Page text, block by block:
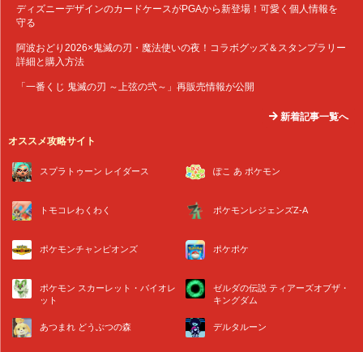
ディズニーデザインのカードケースがPGAから新登場！可愛く個人情報を
守る
阿波おどり2026×鬼滅の刃・魔法使いの夜！コラボグッズ＆スタンプラリー
詳細と購入方法
「一番くじ 鬼滅の刃 ～上弦の弐～」再販売情報が公開
新着記事一覧へ
オススメ攻略サイト
スプラトゥーン レイダース ぽこ あ ポケモン
トモコレわくわく ポケモンレジェンズZ-A
ポケモンチャンピオンズ ポケポケ
ポケモン スカーレット・バイオレ
ット
ゼルダの伝説 ティアーズオブザ・
キングダム
あつまれ どうぶつの森 デルタルーン